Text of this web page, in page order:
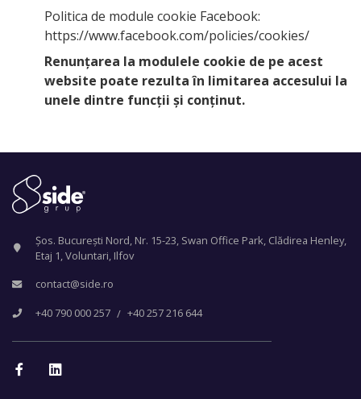
Politica de module cookie Facebook:
https://www.facebook.com/policies/cookies/
Renunțarea la modulele cookie de pe acest
website poate rezulta în limitarea accesului la
unele dintre funcții și conținut.
Șos. București Nord, Nr. 15-23, Swan Office Park, Clădirea Henley,
Etaj 1, Voluntari, Ilfov
contact@side.ro
+40 790 000 257 / +40 257 216 644